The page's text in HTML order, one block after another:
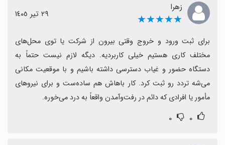
زهرا
★★★★★ ٢٩ تیر ١٤٠٥
مأمور یا افرادی که دائم در رفت‌وآمدن واقعاً به درد می‌خوره.
۰ ۰